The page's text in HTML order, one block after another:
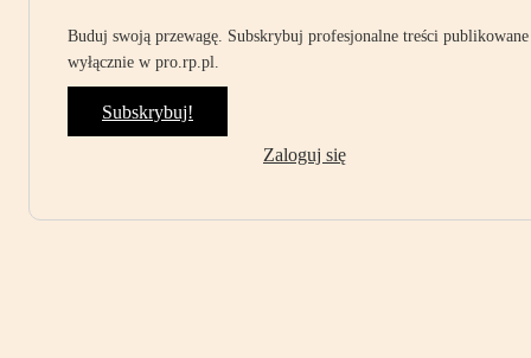
Buduj swoją przewagę. Subskrybuj profesjonalne treści publikowane
wyłącznie w pro.rp.pl.
Subskrybuj!
Zaloguj się